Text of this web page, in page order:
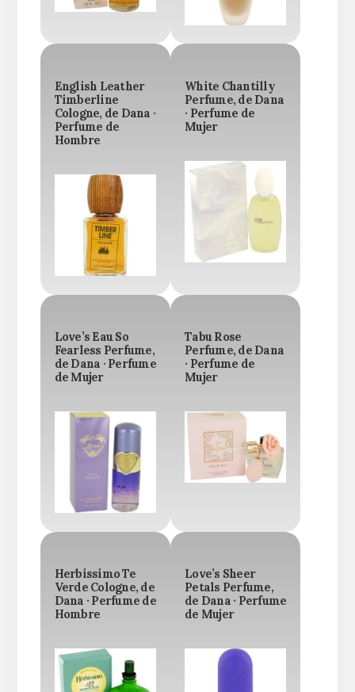
English Leather
Timberline
Cologne, de Dana ·
Perfume de
Hombre
White Chantilly
Perfume, de Dana
· Perfume de
Mujer
Love’s Eau So
Fearless Perfume,
de Dana · Perfume
de Mujer
Tabu Rose
Perfume, de Dana
· Perfume de
Mujer
Herbissimo Te
Verde Cologne, de
Dana · Perfume de
Hombre
Love’s Sheer
Petals Perfume,
de Dana · Perfume
de Mujer